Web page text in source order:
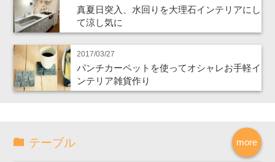
真夏日突入、水回りを大理石インテリアにし
て涼し気に
2017/03/27
パンチカーペットを使ってオシャレお手軽イ
ンテリア雑貨作り
more
テーブル